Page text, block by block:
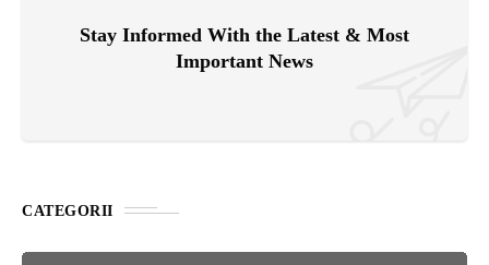
Stay Informed With the Latest & Most
Important News
CATEGORII